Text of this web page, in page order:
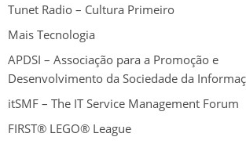
Tunet Radio – Cultura Primeiro
Mais Tecnologia
APDSI – Associação para a Promoção e
Desenvolvimento da Sociedade da
itSMF – The IT Service Management Forum
FIRST® LEGO® League